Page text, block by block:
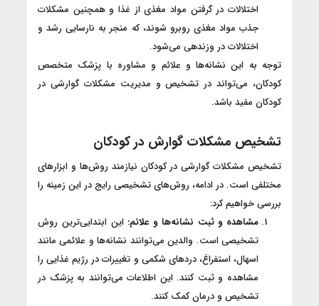
اختلالات در گرفتن مواد مغذی از غذا و همچنین مشکلات
جذب مواد مغذی روبرو شوند، که منجر به نارسایی رشد و
اختلالات در وزندهی می‌شود.
توجه به این نشانه‌ها و علائم و مشاوره با پزشک متخصص
کودکان، می‌تواند در تشخیص و مدیریت مشکلات گوارشی در
کودکان مفید باشد.
تشخیص مشکلات گوارش در کودکان
تشخیص مشکلات گوارشی در کودکان نیازمند روش‌ها و ابزارهای
مختلفی است. در ادامه، روش‌های تشخیصی رایج در این زمینه را
بررسی خواهیم کرد:
مشاهده و ثبت نشانه‌ها و علائم: این ابتدایی‌ترین روش
تشخیصی است. والدین می‌توانند نشانه‌ها و علائمی مانند
اسهال، استفراغ، دردهای شکمی و تغییرات در رژیم غذایی را
مشاهده و ثبت کنند. این اطلاعات می‌توانند به پزشک در
تشخیص و درمان کمک کنند.